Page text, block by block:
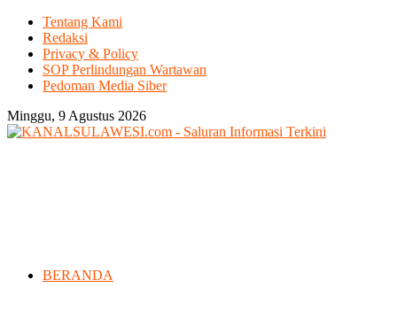
Tentang Kami
Redaksi
Privacy & Policy
SOP Perlindungan Wartawan
Pedoman Media Siber
Minggu, 9 Agustus 2026
BERANDA